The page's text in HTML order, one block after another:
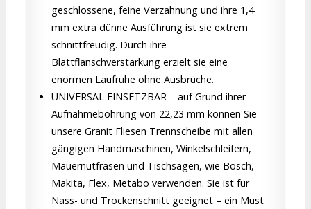
geschlossene, feine Verzahnung und ihre 1,4
mm extra dünne Ausführung ist sie extrem
schnittfreudig. Durch ihre
Blattflanschverstärkung erzielt sie eine
enormen Laufruhe ohne Ausbrüche.
UNIVERSAL EINSETZBAR – auf Grund ihrer
Aufnahmebohrung von 22,23 mm können Sie
unsere Granit Fliesen Trennscheibe mit allen
gängigen Handmaschinen, Winkelschleifern,
Mauernutfräsen und Tischsägen, wie Bosch,
Makita, Flex, Metabo verwenden. Sie ist für
Nass- und Trockenschnitt geeignet – ein Must